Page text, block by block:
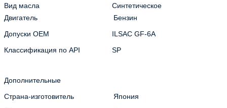
Вид масла
Синтетическое
Двигатель
Бензин
Допуски OEM
ILSAC GF-6A
Классификация по API
SP
Дополнительные
Страна-изготовитель
Япония